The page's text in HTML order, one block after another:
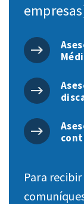
Para